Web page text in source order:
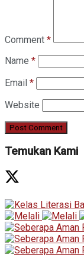
Comment *
Name *
Email *
Website
Temukan Kami